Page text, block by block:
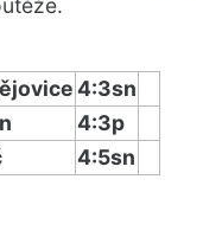
4:3sn
4:3p
4:5sn